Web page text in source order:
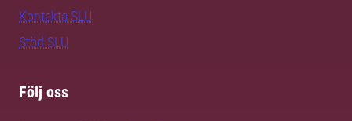
Kontakta SLU
Stöd SLU
Följ oss